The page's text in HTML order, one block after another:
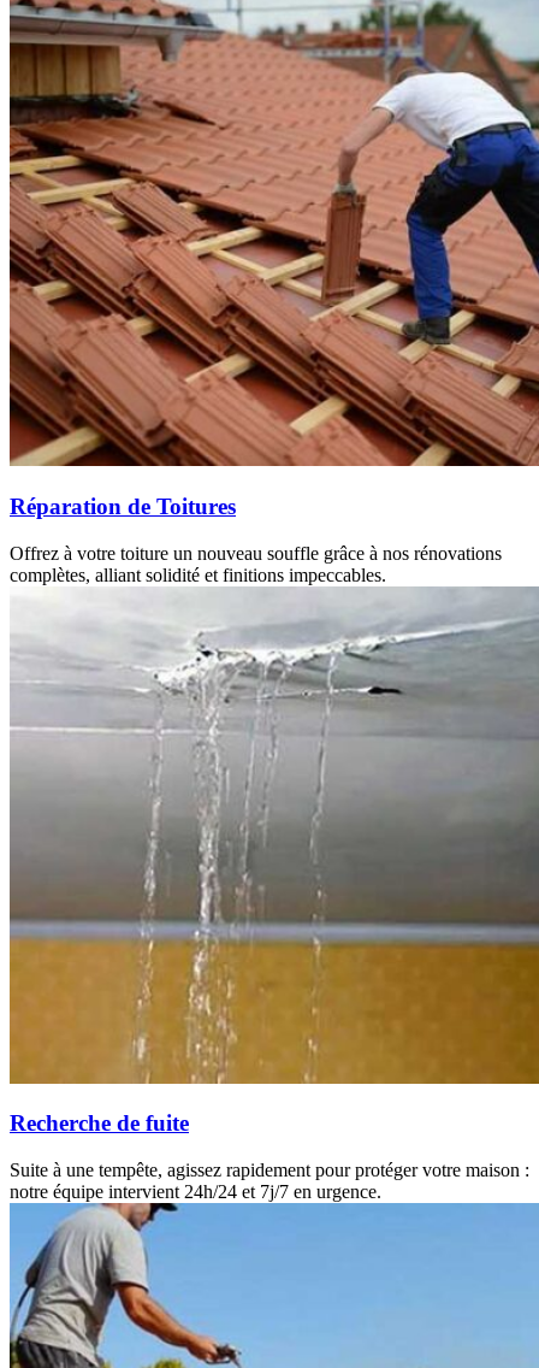
Réparation de Toitures
Offrez à votre toiture un nouveau souffle grâce à nos rénovations
complètes, alliant solidité et finitions impeccables.
Recherche de fuite
Suite à une tempête, agissez rapidement pour protéger votre maison :
notre équipe intervient 24h/24 et 7j/7 en urgence.